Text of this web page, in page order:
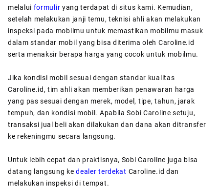
melalui formulir yang terdapat di situs kami. Kemudian,
setelah melakukan janji temu, teknisi ahli akan melakukan
inspeksi pada mobilmu untuk memastikan mobilmu masuk
dalam standar mobil yang bisa diterima oleh Caroline.id
serta menaksir berapa harga yang cocok untuk mobilmu.
Jika kondisi mobil sesuai dengan standar kualitas
Caroline.id, tim ahli akan memberikan penawaran harga
yang pas sesuai dengan merek, model, tipe, tahun, jarak
tempuh, dan kondisi mobil. Apabila Sobi Caroline setuju,
transaksi jual beli akan dilakukan dan dana akan ditransfer
ke rekeningmu secara langsung.
Untuk lebih cepat dan praktisnya, Sobi Caroline juga bisa
datang langsung ke dealer terdekat Caroline.id dan
melakukan inspeksi di tempat.